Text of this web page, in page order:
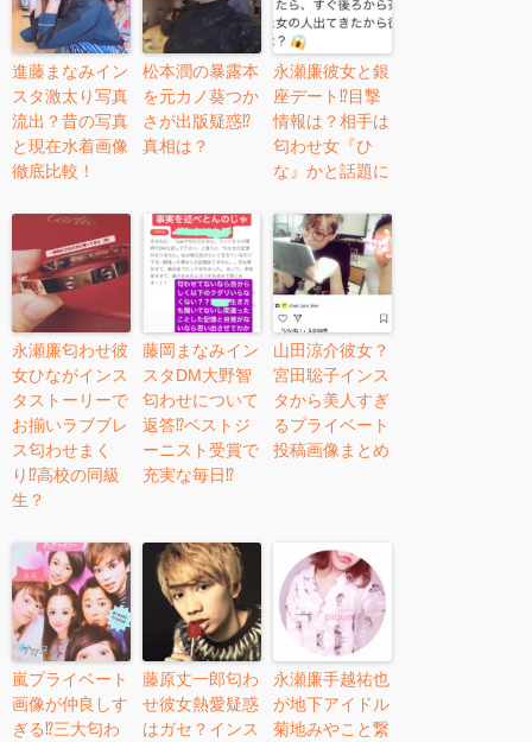
進藤まなみイン
スタ激太り写真
流出？昔の写真
と現在水着画像
徹底比較！
松本潤の暴露本
を元カノ葵つか
さが出版疑惑⁉︎
真相は？
永瀬廉彼女と銀
座デート⁉︎目撃
情報は？相手は
匂わせ女『ひ
な』かと話題に
永瀬廉匂わせ彼
女ひながインス
タストーリーで
お揃いラブブレ
ス匂わせまく
り⁉︎高校の同級
生？
藤岡まなみイン
スタDM大野智
匂わせについて
返答⁉︎ベストジ
ーニスト受賞で
充実な毎日⁉︎
山田涼介彼女？
宮田聡子インス
タから美人すぎ
るプライベート
投稿画像まとめ
嵐プライベート
画像が仲良しす
ぎる⁉︎三大匂わ
藤原丈一郎匂わ
せ彼女熱愛疑惑
はガセ？インス
永瀬廉手越祐也
が地下アイドル
菊地みやこと繋